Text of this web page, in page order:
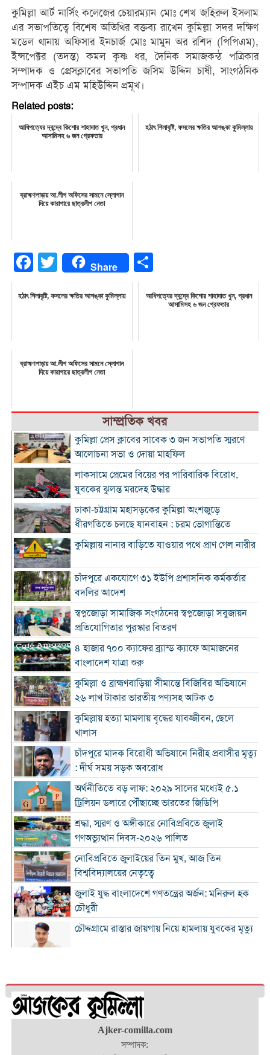
কুমিল্লা আর্ট নার্সিং কলেজের চেয়ারম্যান মোঃ শেখ জহিরুল ইসলাম
এর সভাপতিত্বে বিশেষ অতিথির বক্তব্য রাখেন কুমিল্লা সদর দক্ষিণ
মডেল থানায় অফিসার ইনচার্জ মোঃ মামুন অর রশিদ (পিপিএম),
ইন্সপেক্টর (তদন্ত) কমল কৃষ্ণ ধর, দৈনিক সমাজকন্ঠ পত্রিকার
সম্পাদক ও প্রেসক্লাবের সভাপতি জসিম উদ্দিন চাষী, সাংগঠনিক
সম্পাদক এইচ এম মহিউদ্দিন প্রমূখ।
Related posts:
আধিপত্যের দ্বন্দ্বে কিশোর শাহাদাত খুন, প্রধান
আসামিসহ ৬ জন গ্রেফতার
হঠাৎ শিলাবৃষ্টি, ফসলের ক্ষতির আশঙ্কা কুমিল্লায়
ব্রাহ্মণপাড়ায় আ.লীগ অফিসের সামনে স্লোগান
দিয়ে কারাগারে ছাত্রলীগ নেতা
Facebook
Twitter Share
হঠাৎ শিলাবৃষ্টি, ফসলের ক্ষতির আশঙ্কা কুমিল্লায়
আধিপত্যের দ্বন্দ্বে কিশোর শাহাদাত খুন, প্রধান
আসামিসহ ৬ জন গ্রেফতার
ব্রাহ্মণপাড়ায় আ.লীগ অফিসের সামনে স্লোগান
দিয়ে কারাগারে ছাত্রলীগ নেতা
সাম্প্রতিক খবর
কুমিল্লা প্রেস ক্লাবের সাবেক ৩ জন সভাপতি স্মরণে
আলোচনা সভা ও দোয়া মাহফিল
লাকসামে প্রেমের বিয়ের পর পারিবারিক বিরোধ,
যুবকের ঝুলন্ত মরদেহ উদ্ধার
ঢাকা-চট্টগ্রাম মহাসড়কের কুমিল্লা অংশজুড়ে
ধীরগতিতে চলছে যানবাহন : চরম ভোগান্তিতে
কুমিল্লায় নানার বাড়িতে যাওয়ার পথে প্রাণ গেল নারীর
চাঁদপুরে একযোগে ৩১ ইউপি প্রশাসনিক কর্মকর্তার
বদলির আদেশ
স্বপ্নজোড়া সামাজিক সংগঠনের স্বপ্নজোড়া সবুজায়ন
প্রতিযোগিতার পুরস্কার বিতরণ
৪ হাজার ৭০০ ক্যাফের ব্র্যান্ড ক্যাফে আমাজনের
বাংলাদেশ যাত্রা শুরু
কুমিল্লা ও ব্রাহ্মণবাড়িয়া সীমান্তে বিজিবির অভিযানে
২৬ লাখ টাকার ভারতীয় পণ্যসহ আটক ৩
কুমিল্লায় হত্যা মামলায় বৃদ্ধের যাবজ্জীবন, ছেলে
খালাস
চাঁদপুরে মাদক বিরোধী অভিযানে নিরীহ প্রবাসীর মৃত্যু
: দীর্ঘ সময় সড়ক অবরোধ
অর্থনীতিতে বড় লাফ: ২০২৯ সালের মধ্যেই ৫.১
ট্রিলিয়ন ডলারে পৌঁছাচ্ছে ভারতের জিডিপি
শ্রদ্ধা, স্মরণ ও অঙ্গীকারে নোবিপ্রবিতে জুলাই
গণঅভ্যুত্থান দিবস-২০২৬ পালিত
নোবিপ্রবিতে জুলাইয়ের তিন মুখ, আজ তিন
বিশ্ববিদ্যালয়ের নেতৃত্বে
জুলাই যুদ্ধ বাংলাদেশে গণতন্ত্রের অর্জন: মনিরুল হক
চৌধুরী
চৌদ্দগ্রামে রাস্তার জায়গায় নিয়ে হামলায় যুবকের মৃত্যু
কুমিল্লায় শ্বশুরবাড়িতে নাস্তা না দেওয়া নিয়ে বিরোধ,
অন্তঃসত্ত্বা মেয়ের বাবাকে হত্যার অভিযোগ
চৌদ্দগ্রামে জুলাই গণঅভ্যুত্থান দিবসে আলোচনা সভা
ও জুলাই যোদ্ধাদের সংবর্ধনা
Ajker-comilla.com
সম্পাদক: